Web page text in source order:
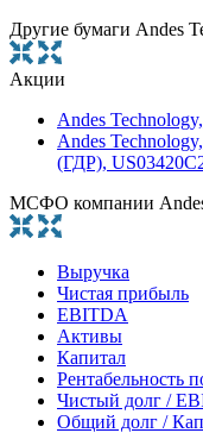
Другие бумаги Andes
Акции
Andes
Andes
(ГДР),
МСФО компании
Выручка
Чистая прибыль
EBITDA
Активы
Капитал
Рентабельность
Чистый долг /
Общий долг /